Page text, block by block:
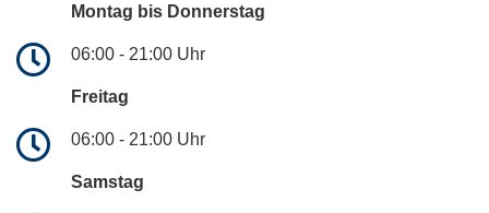
Montag bis Donnerstag
06:00 - 21:00 Uhr
Freitag
06:00 - 21:00 Uhr
Samstag